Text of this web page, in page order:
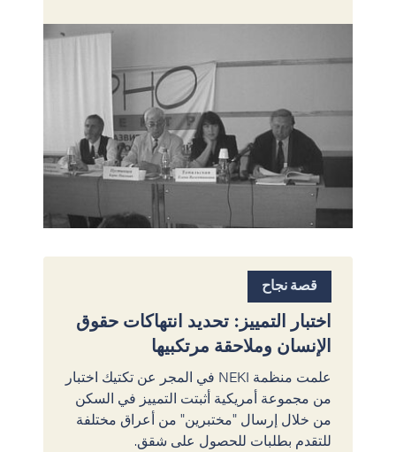
قصة نجاح
اختبار التمييز: تحديد انتهاكات حقوق
الإنسان وملاحقة مرتكبيها
علمت منظمة NEKI في المجر عن تكتيك اختبار
من مجموعة أمريكية أثبتت التمييز في السكن
من خلال إرسال "مختبرين" من أعراق مختلفة
للتقدم بطلبات للحصول على شقق.